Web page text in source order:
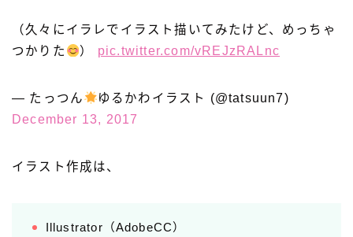
（久々にイラレでイラスト描いてみたけど、めっちゃ
つかりた
） pic.twitter.com/vREJzRALnc
— たっつん
ゆるかわイラスト (@tatsuun7)
December 13, 2017
イラスト作成は、
Illustrator（AdobeCC）